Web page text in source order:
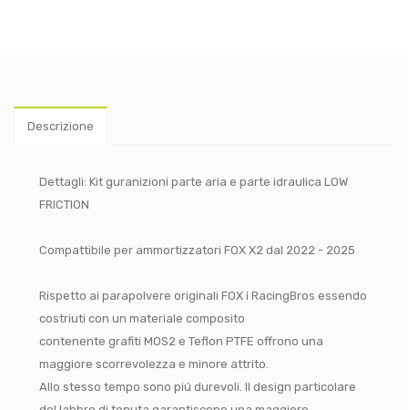
Descrizione
Dettagli: Kit guranizioni parte aria e parte idraulica LOW
FRICTION
Compattibile per ammortizzatori FOX X2 dal 2022 - 2025
Rispetto ai parapolvere originali FOX i RacingBros essendo
costriuti con un materiale composito
contenente grafiti MOS2 e Teflon PTFE offrono una
maggiore scorrevolezza e minore attrito.
Allo stesso tempo sono piú durevoli. Il design particolare